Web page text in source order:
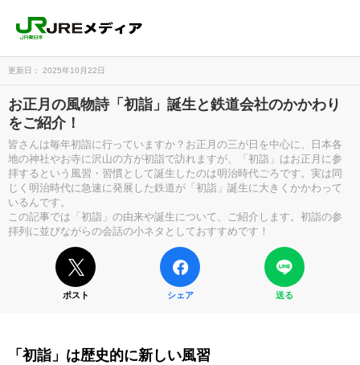
更新日： 2025年10月22日
お正月の風物詩「初詣」誕生と鉄道会社のかかわり
をご紹介！
皆さんは毎年初詣に行っていますか？お正月の三が日を中心に、日本各
地の神社やお寺に沢山の方が初詣で訪れますが、「初詣」はお正月に参
拝するという風習・習慣として誕生したのは明治時代ごろです。実は同
じく明治時代に急速に発展した鉄道が「初詣」誕生に大きくかかわって
いるんです。
この記事では「初詣」の由来や誕生について、ご紹介します。初詣の参
拝列に並びながらの会話の小ネタとしておすすめです！
ポスト シェア 送る
「初詣」は歴史的に新しい風習